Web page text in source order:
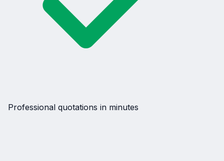
Professional quotations in minutes